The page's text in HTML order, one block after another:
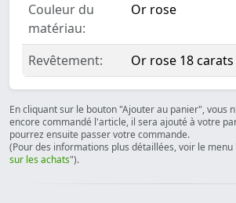
Couleur du
matériau:
Or rose
Revêtement: Or rose 18 carats
En cliquant sur le bouton "Ajouter au panier", vous
encore commandé l'article, il sera ajouté à votre
pourrez ensuite passer votre commande.
(Pour des informations plus détaillées, voir le menu
sur les achats").